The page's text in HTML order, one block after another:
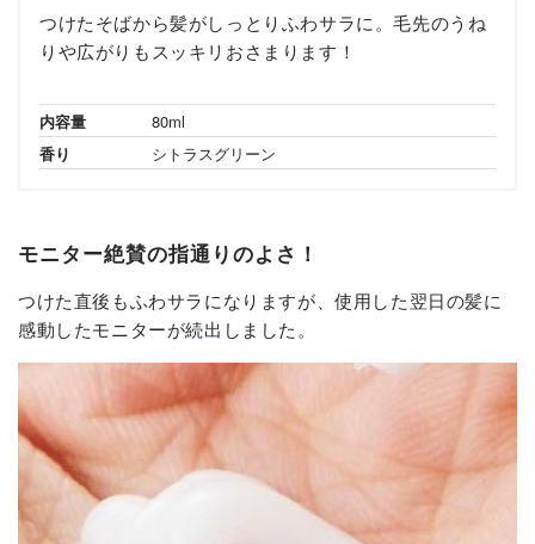
つけたそばから髪がしっとりふわサラに。毛先のうね
りや広がりもスッキリおさまります！
内容量
80ml
香り
シトラスグリーン
モニター絶賛の指通りのよさ！
つけた直後もふわサラになりますが、使用した翌日の髪に
感動したモニターが続出しました。